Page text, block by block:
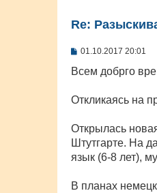
Re:
С
о
е
е
01.10.2017 20:01
Всем добрго
Откликаясь на
Открылась
Штутгарте. На
язык (6-8 лет),
В планах